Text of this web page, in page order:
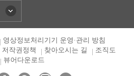
영상정보처리기기 운영·관리 방침
저작권정책 찾아오시는 길
조직도
뷰어다운로드